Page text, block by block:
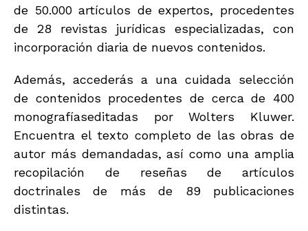
de 50.000 artículos de expertos, procedentes
de 28 revistas jurídicas especializadas, con
incorporación diaria de nuevos contenidos.
Además, accederás a una cuidada selección
de contenidos procedentes de cerca de 400
monografíaseditadas por Wolters Kluwer.
Encuentra el texto completo de las obras de
autor más demandadas, así como una amplia
recopilación de reseñas de artículos
doctrinales de más de 89 publicaciones
distintas.